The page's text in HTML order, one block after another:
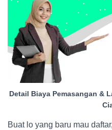
Detail Biaya Pemasangan &
Buat lo yang baru mau